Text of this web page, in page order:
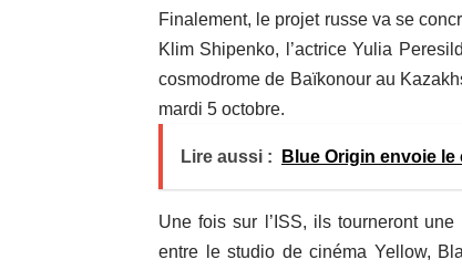
Finalement, le projet russe va se
Klim Shipenko, l’actrice Yulia
cosmodrome de Baïkonour au
mardi 5 octobre.
Lire aussi : Blue Origin envoie
Une fois sur l’ISS, ils tourneront
entre le studio de cinéma Yellow,